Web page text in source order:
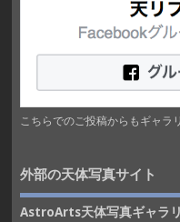
こちらでのご投稿からもギャラ
外部の天体写真サイト
AstroArts天体写真ギャラ